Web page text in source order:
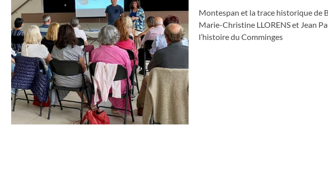
Montespan et la trace historique de
Marie-Christine LLORENS et Jean
l’histoire du Comminges